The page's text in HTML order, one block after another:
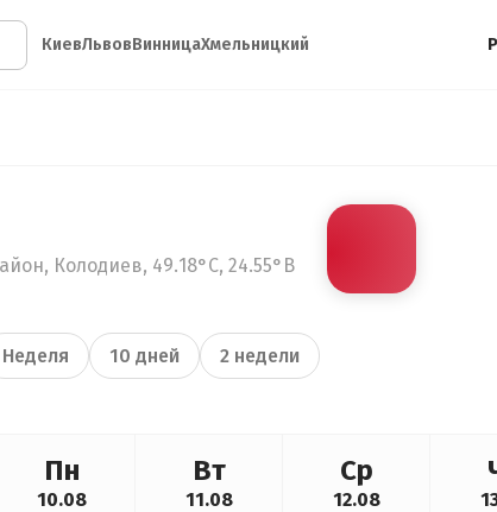
КиевЛьвовВинницаХмельницкий
Колодиев, 49.18°С, 24.55°В
Неделя 10 дней 2 недели
Пн
10.08
Вт
11.08
Ср
12.08